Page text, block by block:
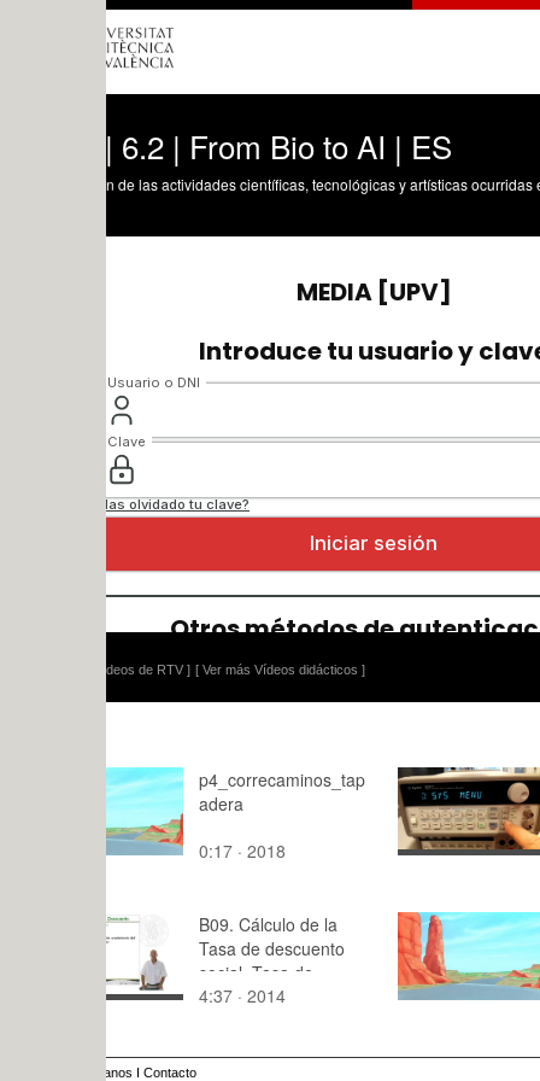
6.2 | From Bio to AI | ES
de las actividades científicas, tecnológicas y artísticas ocurridas en los tres
[ Ver más Vídeos didácticos ]
p4_correcaminos_tap
adera
0:17 · 2018
funciones
7:31 · 2016
B09. Cálculo de la
Tasa de descuento
social. Tasa de
crecimiento del
4:37 · 2014
Práctica
0:16 · 2015